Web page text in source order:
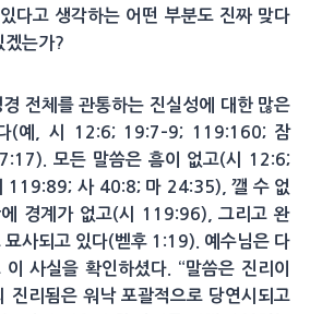
다고 생각하는 어떤 부분도 진짜 맞다
겠는가?
전체를 관통하는 진실성에 대한 많은
(예, 시 12:6; 19:7–9; 119:160; 잠
모든 말씀은 흠이 없고(시 12:6;
119:89; 사 40:8; 마 24:35), 깰 수 없
경계가 없고(시 119:96), 그리고 완
묘사되고 있다(벧후 1:19). 예수님은 다
사실을 확인하셨다. “말씀은 진리이
진리됨은 워낙 포괄적으로 당연시되고